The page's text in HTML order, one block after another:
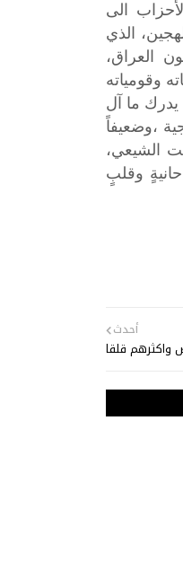
الأحزاب
الى
الذي
العراق،
وقومياته
يدرك ما آل
،وضعيفاً
الشيعي،
حانيةٍ وقلبٍ
أحدث
واكثرهم قلقا